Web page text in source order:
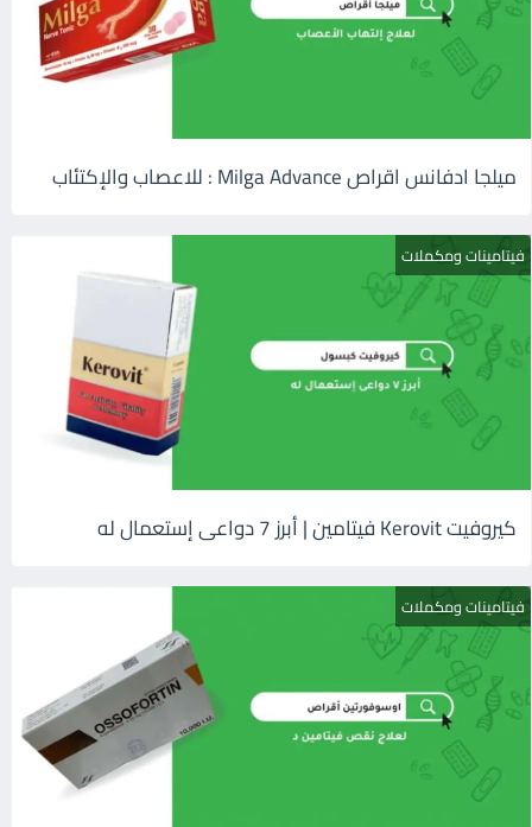
ميلجا ادفانس اقراص Milga Advance : للاعصاب والإكتئاب
فيتامينات ومكملات
كيروفيت Kerovit فيتامين | أبرز 7 دواعى إستعمال له
فيتامينات ومكملات